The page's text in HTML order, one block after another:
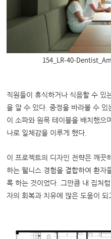
154_LR-40-
직원들이 휴식하거나 식음할 수 있
을 알 수 있다. 중정을 바라볼 수
이 소파와 원목 테이블을 배치했으
나로 일체감을 이루게 했다.
이 프로젝트의 디자인 전략은 깨끗
하는 웰니스 경험을 결합하여 환자
록 하는 것이었다. 그만큼 내 집처
자의 회복과 치유에 많은 도움이 되